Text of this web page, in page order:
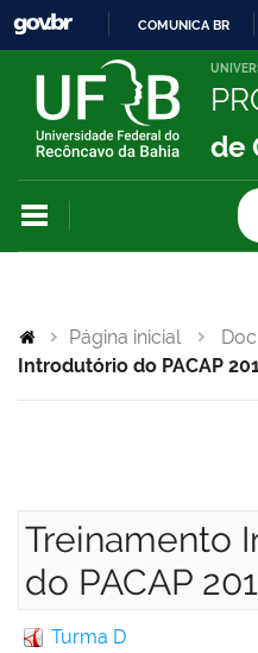
COMUNICA BR
de
Página inicial
Introdutório do PACAP
Treinamento
do PACAP
Turma D